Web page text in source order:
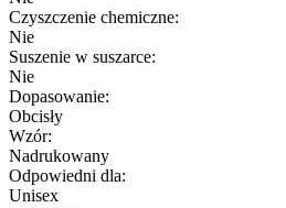
Czyszczenie chemiczne:
Nie
Suszenie w suszarce:
Nie
Dopasowanie:
Obcisły
Wzór:
Nadrukowany
Odpowiedni dla:
Unisex